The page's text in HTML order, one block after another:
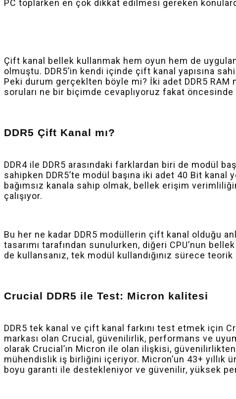
PC toplarken en çok dikkat edilmesi gereken
Çift kanal bellek kullanmak hem oyun hem de
olmuştu. DDR5’in kendi içinde çift kanal yapısına
Peki durum gerçeklten böyle mi? İki adet DDR5
soruları ne bir biçimde cevaplıyoruz fakat öncesinde
DDR5 Çift Kanal mı?
DDR4 ile DDR5 arasındaki farklardan biri de modül
sahipken DDR5’te modül başına iki adet 40 Bit
bağımsız kanala sahip olmak, bellek erişim
çalışıyor.
Bu her ne kadar DDR5 modüllerin çift kanal olduğu
tasarımı tarafından sunulurken, diğeri CPU’nun
de kullansanız, tek modül kullandığınız sürece
Crucial DDR5 ile Test: Micron kalitesi
DDR5 tek kanal ve çift kanal farkını test etmek için
markası olan Crucial, güvenilirlik, performans ve
olarak Crucial’ın Micron ile olan ilişkisi,
mühendislik iş birliğini içeriyor. Micron’un 43+ yıllık
boyu garanti ile destekleniyor ve güvenilir, yüksek